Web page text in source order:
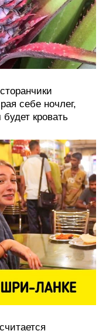
себе ночлег,
кровать